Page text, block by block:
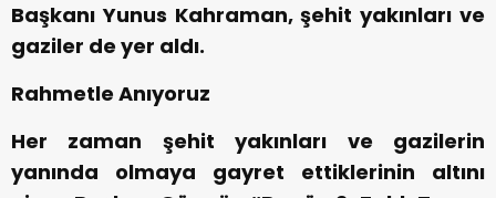
Başkanı Yunus Kahraman, şehit yakınları ve
gaziler de yer aldı.
Rahmetle Anıyoruz
Her zaman şehit yakınları ve gazilerin
yanında olmaya gayret ettiklerinin altını